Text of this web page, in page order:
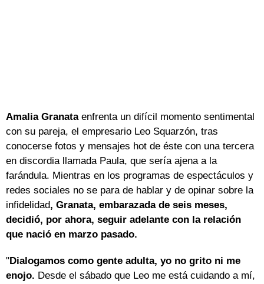
Amalia Granataenfrenta un difícil momento sentimental
con su pareja, el empresario Leo Squarzón, tras
conocerse fotos y mensajes hot de éste con una tercera
en discordia llamada Paula, que sería ajena a la
farándula. Mientras en los programas de espectáculos y
redes sociales no se para de hablar y de opinar sobre la
infidelidad, Granata, embarazada de seis meses,
decidió, por ahora, seguir adelante con la relación
que nació en marzo pasado.
"Dialogamos como gente adulta, yo no grito ni me
enojo. Desde el sábado que Leo me está cuidando a mí,